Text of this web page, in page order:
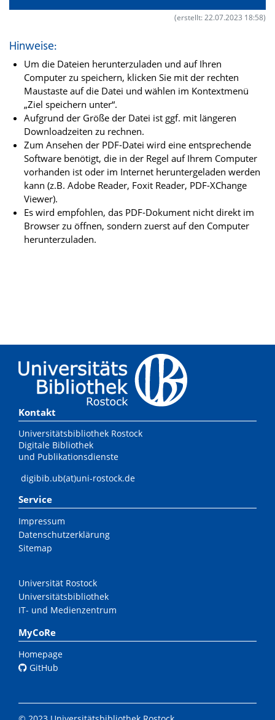
(erstellt: 22.07.2023 18:58)
Hinweise:
Um die Dateien herunterzuladen und auf Ihren
Computer zu speichern, klicken Sie mit der rechten
Maustaste auf die Datei und wählen im Kontextmenü
„Ziel speichern unter“.
Aufgrund der Größe der Datei ist ggf. mit längeren
Downloadzeiten zu rechnen.
Zum Ansehen der PDF-Datei wird eine entsprechende
Software benötigt, die in der Regel auf Ihrem Computer
vorhanden ist oder im Internet heruntergeladen werden
kann (z.B. Adobe Reader, Foxit Reader, PDF-XChange
Viewer).
Es wird empfohlen, das PDF-Dokument nicht direkt im
Browser zu öffnen, sondern zuerst auf den Computer
herunterzuladen.
Kontakt
Universitätsbibliothek Rostock
Digitale Bibliothek
und Publikationsdienste
digibib.ub(at)uni-rostock.de
Service
Impressum
Datenschutzerklärung
Sitemap
Universität Rostock
Universitätsbibliothek
IT- und Medienzentrum
MyCoRe
Homepage
GitHub